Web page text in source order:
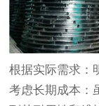
根据实际需求
考虑长期成本